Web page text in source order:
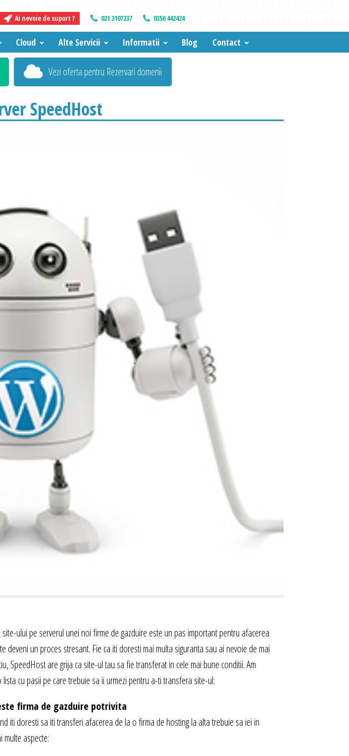
Ai nevoie de suport ? 021 3107237 0356 442424
Cloud Alte Servicii Informatii Blog Contact
Vezi oferta pentru Rezervari domenii
SpeedHost
ului pe serverul unei noi firme de gazduire este un pas important pentru afacerea
deveni un proces stresant. Fie ca iti doresti mai multa siguranta sau ai nevoie de mai
SpeedHost are grija ca site-ul tau sa fie transferat in cele mai bune conditii. Am
lista cu pasii pe care trebuie sa ii urmezi pentru a-ti transfera site-ul:
firma de gazduire potrivita
iti doresti sa iti transferi afacerea de la o firma de hosting la alta trebuie sa iei in
multe aspecte: